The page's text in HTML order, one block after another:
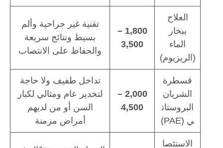
العلاج
ببخار
الماء
(الريزيوم)
1,800 –
3,500
تقنية غير جراحية وألم
بسيط ونتائج سريعة
والحفاظ على الانتصاب
قسطرة
الشريان
البروستات
ي (PAE)
2,000 –
4,500
تداخل طفيف ولا حاجة
لتخدير عام ومثالي لكبار
السن أو من لديهم
أمراض مزمنة
الاستئصا